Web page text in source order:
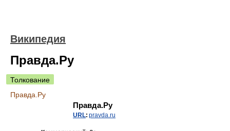
Википедия
Правда.Ру
Толкование
Правда.Ру
Правда.Ру
URL: pravda.ru